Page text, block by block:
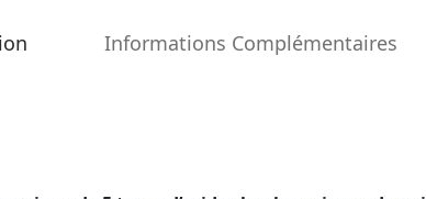
Informations Complémentaires